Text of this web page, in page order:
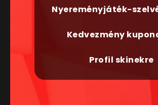
Nyereményjáték-
Kedvezmény
Profil skinekre